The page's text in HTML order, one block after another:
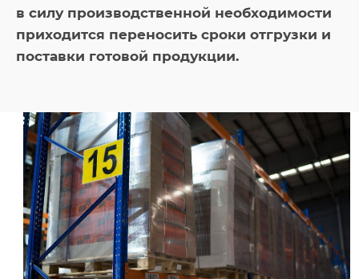
в силу производственной необходимости
приходится переносить сроки отгрузки и
поставки готовой продукции.